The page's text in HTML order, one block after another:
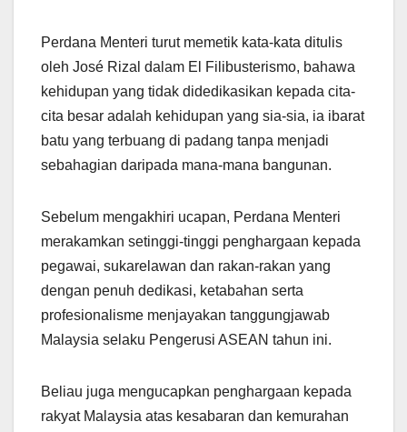
Perdana Menteri turut memetik kata-kata ditulis
oleh José Rizal dalam El Filibusterismo, bahawa
kehidupan yang tidak didedikasikan kepada cita-
cita besar adalah kehidupan yang sia-sia, ia ibarat
batu yang terbuang di padang tanpa menjadi
sebahagian daripada mana-mana bangunan.
Sebelum mengakhiri ucapan, Perdana Menteri
merakamkan setinggi-tinggi penghargaan kepada
pegawai, sukarelawan dan rakan-rakan yang
dengan penuh dedikasi, ketabahan serta
profesionalisme menjayakan tanggungjawab
Malaysia selaku Pengerusi ASEAN tahun ini.
Beliau juga mengucapkan penghargaan kepada
rakyat Malaysia atas kesabaran dan kemurahan